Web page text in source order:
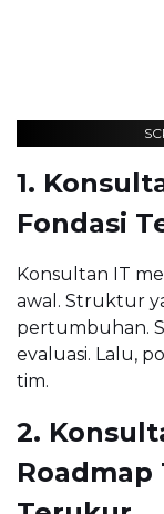
1.
Fondasi
Konsultan IT
awal. Struktur
pertumbuhan.
evaluasi. Lalu,
tim.
2.